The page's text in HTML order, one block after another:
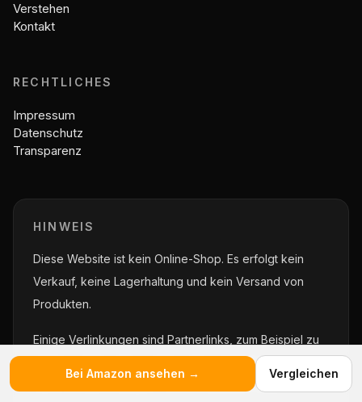
Bei Amazon ansehen → Vergleichen
Verstehen
Kontakt
RECHTLICHES
Impressum
Datenschutz
Transparenz
HINWEIS
Diese Website ist kein Online-Shop. Es erfolgt kein
Verkauf, keine Lagerhaltung und kein Versand von
Produkten.
Einige Verlinkungen sind Partnerlinks, zum Beispiel zu
Amazon. Wenn über solche Links ein Kauf erfolgt, kann
eine Provision anfallen. Für Sie entstehen keine